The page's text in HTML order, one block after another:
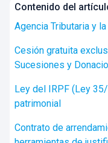
Contenido del
Agencia Tributaria y
Cesión gratuita
Sucesiones y
Ley del IRPF (Ley
patrimonial
Contrato de